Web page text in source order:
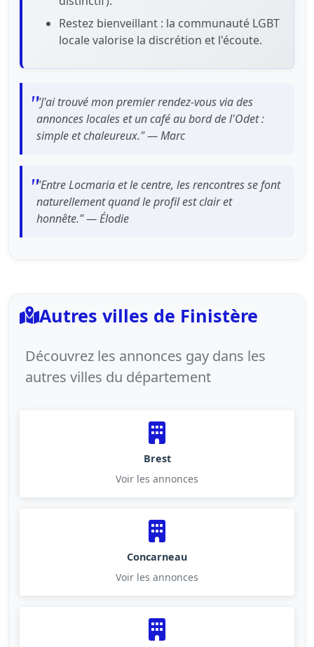
Restez bienveillant : la communauté LGBT
locale valorise la discrétion et l'écoute.
"J'ai trouvé mon premier rendez-vous via des
annonces locales et un café au bord de l'Odet :
simple et chaleureux." — Marc
"Entre Locmaria et le centre, les rencontres se font
naturellement quand le profil est clair et
honnête." — Élodie
Autres villes de Finistère
Découvrez les annonces gay dans les
autres villes du département
Brest
Voir les annonces
Concarneau
Voir les annonces